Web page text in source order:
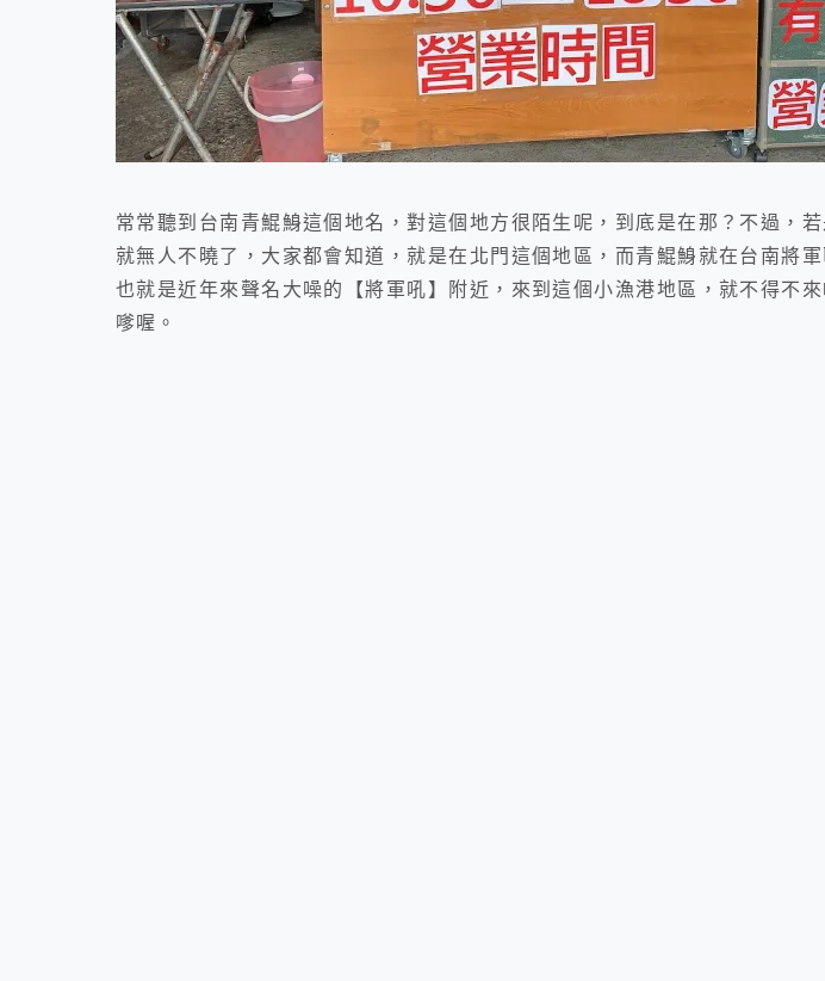
常常聽到台南青鯤鯓這個地名，對這個地方很陌生呢，到底是在那？不過，
就無人不曉了，大家都會知道，就是在北門這個地區，而青鯤鯓就在台南將軍
也就是近年來聲名大噪的【將軍吼】附近，來到這個小漁港地區，就不得不
嗲喔。